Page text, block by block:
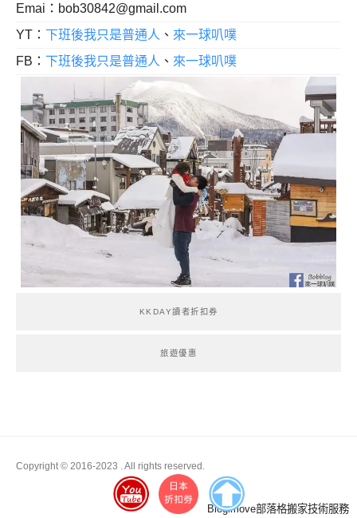
Emai： bob30842@gmail.com
YT： 下班後我只是普通人 、 來一球叭噗
FB： 下班後我只是普通人 、 來一球叭噗
KKDAY讀者折扣券
旅遊優惠
Copyright © 2016-2023 . All rights reserved.
Blogimove部落格搬家技術服務